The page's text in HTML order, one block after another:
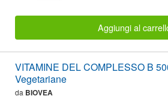
Aggiungi al
VITAMINE DEL COMPLESSO B
Vegetariane
da BIOVEA